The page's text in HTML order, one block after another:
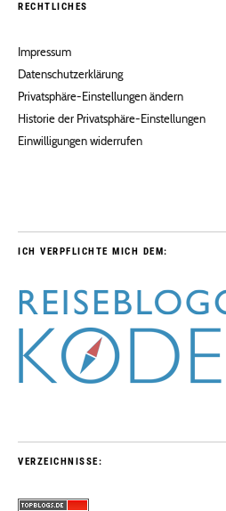
RECHTLICHES
Impressum
Datenschutzerklärung
Privatsphäre-Einstellungen ändern
Historie der Privatsphäre-Einstellungen
Einwilligungen widerrufen
ICH VERPFLICHTE MICH DEM:
VERZEICHNISSE: